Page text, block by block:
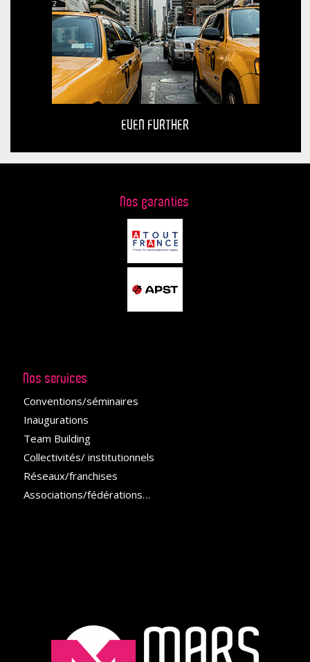
EVEN FURTHER
Nos garanties
Nos services
Conventions/séminaires
Inaugurations
Team Building
Collectivités/ institutionnels
Réseaux/franchises
Associations/fédérations…